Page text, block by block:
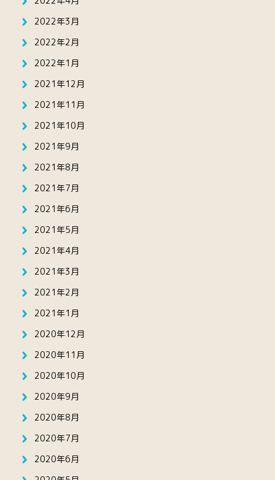
2022年3月
2022年2月
2022年1月
2021年12月
2021年11月
2021年10月
2021年9月
2021年8月
2021年7月
2021年6月
2021年5月
2021年4月
2021年3月
2021年2月
2021年1月
2020年12月
2020年11月
2020年10月
2020年9月
2020年8月
2020年7月
2020年6月